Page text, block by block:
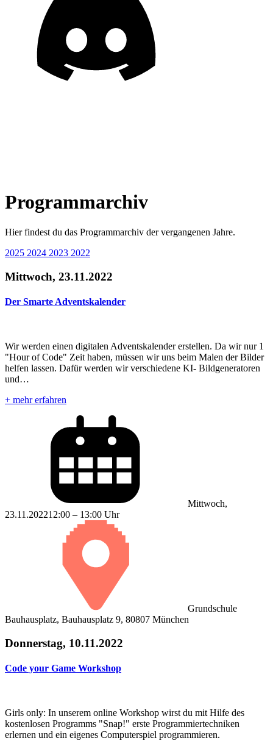
Programmarchiv
Hier findest du das Programm­archiv der vergangenen Jahre.
2025 2024 2023 2022
Mittwoch, 23.11.2022
Der Smarte Adventskalender
Wir werden einen digitalen Adventskalender erstellen. Da wir nur 1
"Hour of Code" Zeit haben, müssen wir uns beim Malen der Bilder
helfen lassen. Dafür werden wir verschiedene KI- Bildgeneratoren
und…
+ mehr erfahren
Mittwoch,
23.11.202212:00 – 13:00 Uhr
Grundschule
Bauhausplatz, Bauhausplatz 9, 80807 München
Donnerstag, 10.11.2022
Code your Game Workshop
Girls only: In unserem online Workshop wirst du mit Hilfe des
kostenlosen Programms "Snap!" erste Programmiertechniken
erlernen und ein eigenes Computerspiel programmieren.